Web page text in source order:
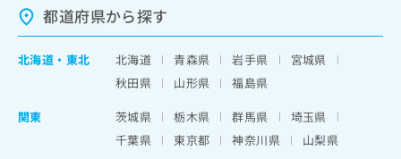
都道府県から探す
北海道 ・ 東北 北海道 青森県 岩手県
宮城県
秋田県
山形県
福島県
関東
茨城県 栃木県 群馬県
埼玉県
千葉県
東京都 神奈川県
山梨県